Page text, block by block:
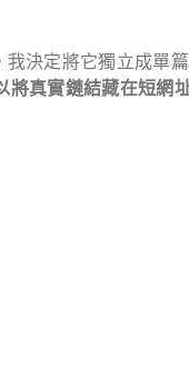
我決定將它獨立成單
將真實鏈結藏在短網